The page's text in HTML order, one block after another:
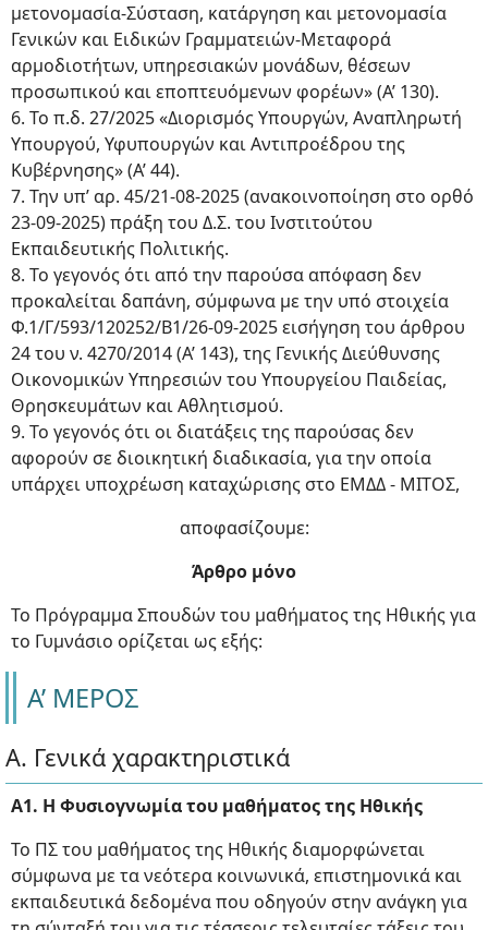
μετονομασία-Σύσταση, κατάργηση και μετονομασία
Γενικών και Ειδικών Γραμματειών-Μεταφορά
αρμοδιοτήτων, υπηρεσιακών μονάδων, θέσεων
προσωπικού και εποπτευόμενων φορέων» (Α’ 130).
6. Το π.δ. 27/2025 «Διορισμός Υπουργών, Αναπληρωτή
Υπουργού, Υφυπουργών και Αντιπροέδρου της
Κυβέρνησης» (Α’ 44).
7. Την υπ’ αρ. 45/21-08-2025 (ανακοινοποίηση στο ορθό
23-09-2025) πράξη του Δ.Σ. του Ινστιτούτου
Εκπαιδευτικής Πολιτικής.
8. Το γεγονός ότι από την παρούσα απόφαση δεν
προκαλείται δαπάνη, σύμφωνα με την υπό στοιχεία
Φ.1/Γ/593/120252/Β1/26-09-2025 εισήγηση του άρθρου
24 του ν. 4270/2014 (Α’ 143), της Γενικής Διεύθυνσης
Οικονομικών Υπηρεσιών του Υπουργείου Παιδείας,
Θρησκευμάτων και Αθλητισμού.
9. Το γεγονός ότι οι διατάξεις της παρούσας δεν
αφορούν σε διοικητική διαδικασία, για την οποία
υπάρχει υποχρέωση καταχώρισης στο ΕΜΔΔ - ΜΙΤΟΣ,
αποφασίζουμε:
Άρθρο μόνο
Το Πρόγραμμα Σπουδών του μαθήματος της Ηθικής για
το Γυμνάσιο ορίζεται ως εξής:
Α’ ΜΕΡΟΣ
Α. Γενικά χαρακτηριστικά
Α1. Η Φυσιογνωμία του μαθήματος της Ηθικής
Το ΠΣ του μαθήματος της Ηθικής διαμορφώνεται
σύμφωνα με τα νεότερα κοινωνικά, επιστημονικά και
εκπαιδευτικά δεδομένα που οδηγούν στην ανάγκη για